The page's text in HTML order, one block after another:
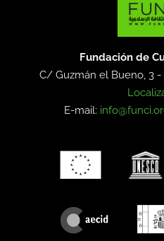
Fundación de
C/ Guzmán el Bueno, 3
E-mail: